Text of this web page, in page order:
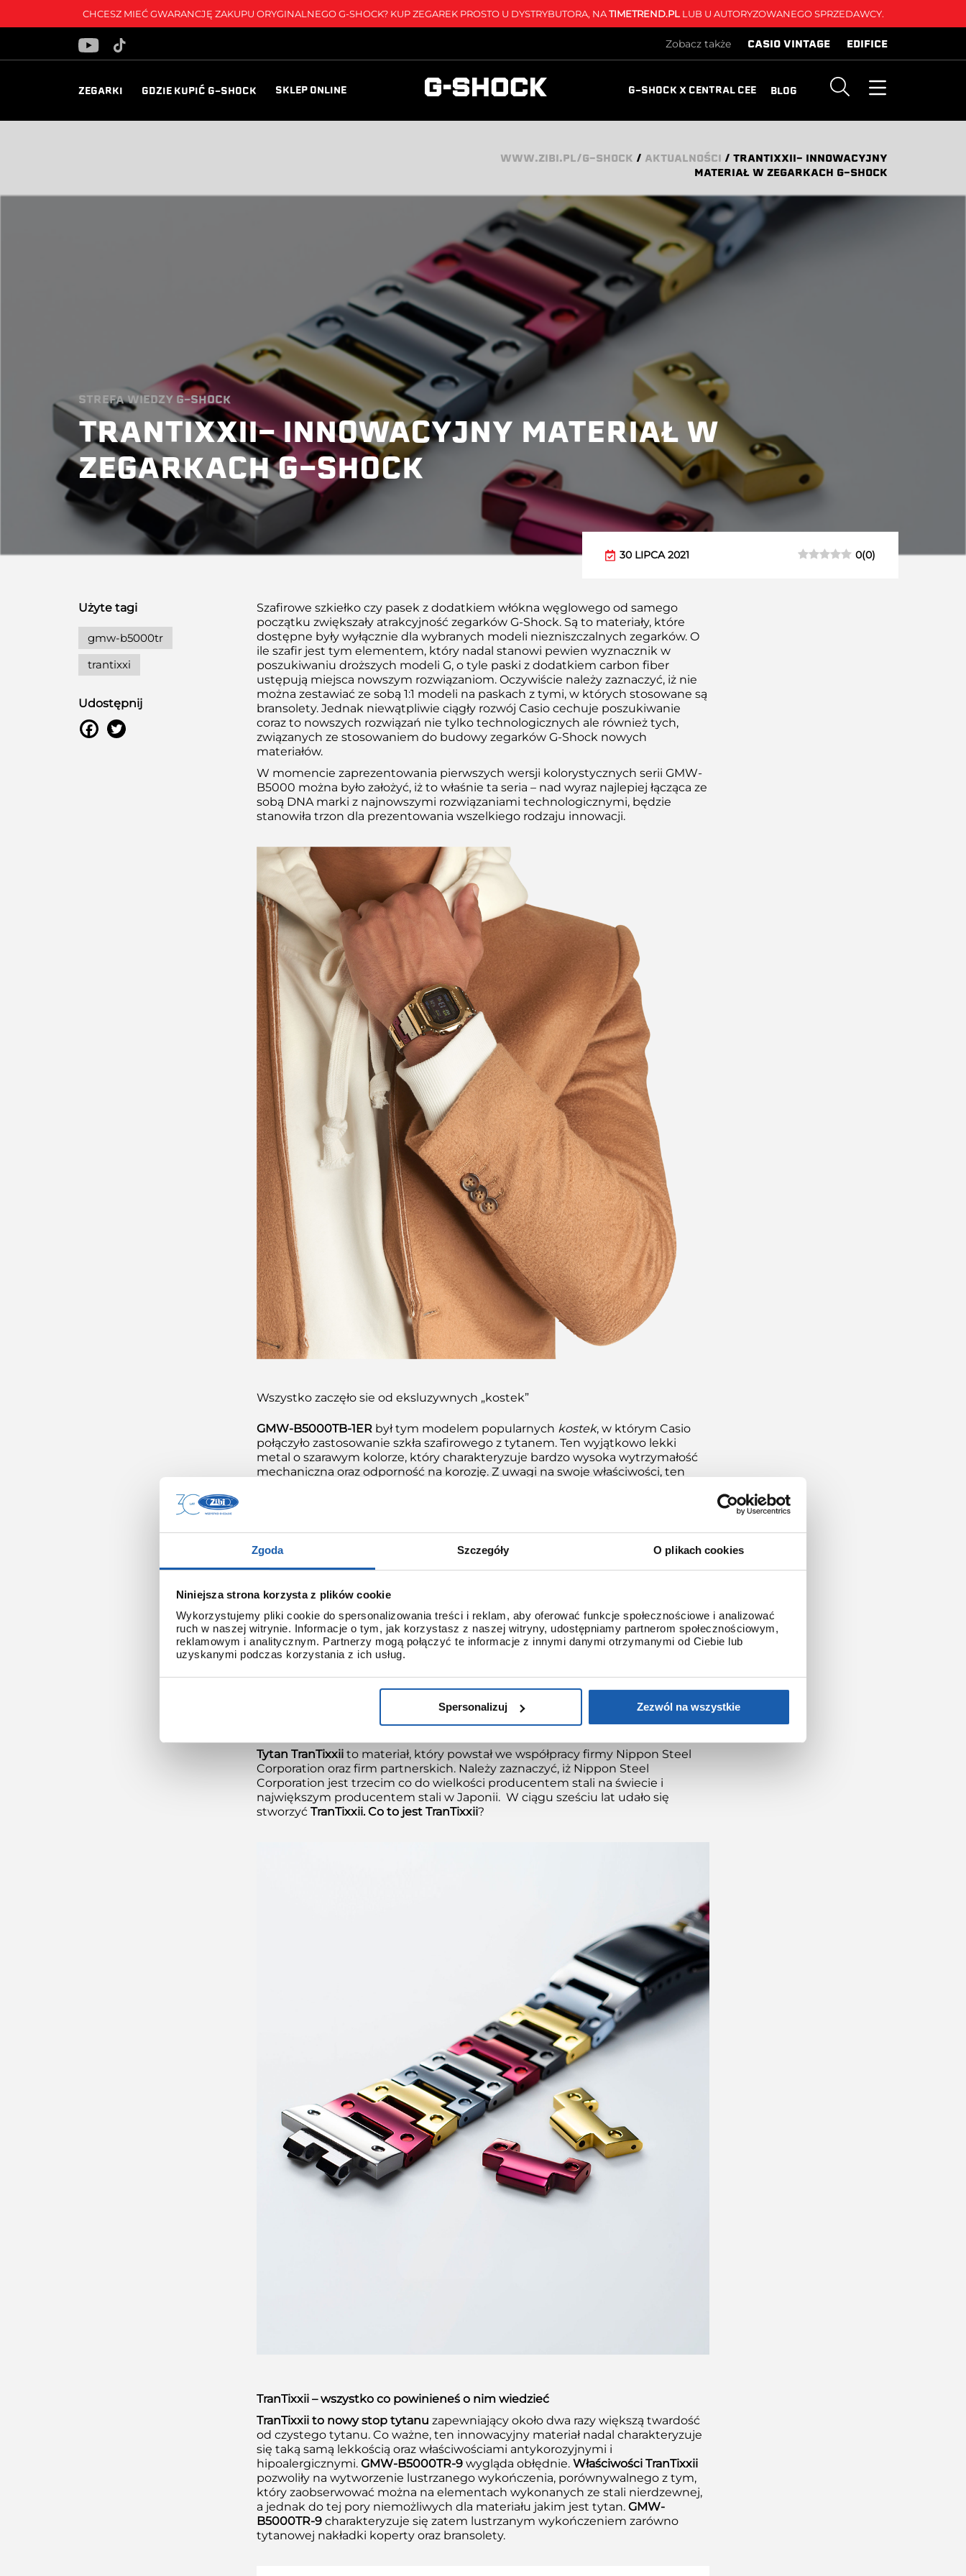
Zgoda Szczegóły O plikach cookies
Niniejsza strona korzysta z plików cookie
Wykorzystujemy pliki cookie do spersonalizowania treści i reklam, aby oferować funkcje społecznościowe i analizować
ruch w naszej witrynie. Informacje o tym, jak korzystasz z naszej witryny, udostępniamy partnerom społecznościowym,
reklamowym i analitycznym. Partnerzy mogą połączyć te informacje z innymi danymi otrzymanymi od Ciebie lub
uzyskanymi podczas korzystania z ich usług.
Spersonalizuj Zezwól na wszystkie
CHCESZ MIEĆ GWARANCJĘ ZAKUPU ORYGINALNEGO G-SHOCK? KUP ZEGAREK PROSTO U DYSTRYBUTORA, NATIMETREND.PLLUB U AUTORYZOWANEGO SPRZEDAWCY.
Zobacz także CASIO VINTAGE EDIFICE
ZEGARKI GDZIE KUPIĆ G-SHOCK SKLEP ONLINE G-SHOCK X CENTRAL CEE BLOG
WWW.ZIBI.PL/G-SHOCK / AKTUALNOŚCI / TRANTIXXII- INNOWACYJNY
MATERIAŁ W ZEGARKACH G-SHOCK
STREFA WIEDZY G-SHOCK
TRANTIXXII- INNOWACYJNY MATERIAŁ W
ZEGARKACH G-SHOCK
30 LIPCA 2021 0(0)
Szafirowe szkiełko czy pasek z dodatkiem włókna węglowego od samego
początku zwiększały atrakcyjność zegarków G-Shock. Są to materiały, które
dostępne były wyłącznie dla wybranych modeli niezniszczalnych zegarków. O
ile szafir jest tym elementem, który nadal stanowi pewien wyznacznik w
poszukiwaniu droższych modeli G, o tyle paski z dodatkiem carbon fiber
ustępują miejsca nowszym rozwiązaniom. Oczywiście należy zaznaczyć, iż nie
można zestawiać ze sobą 1:1 modeli na paskach z tymi, w których stosowane są
bransolety. Jednak niewątpliwie ciągły rozwój Casio cechuje poszukiwanie
coraz to nowszych rozwiązań nie tylko technologicznych ale również tych,
związanych ze stosowaniem do budowy zegarków G-Shock nowych
materiałów.
W momencie zaprezentowania pierwszych wersji kolorystycznych serii GMW-
B5000 można było założyć, iż to właśnie ta seria – nad wyraz najlepiej łącząca ze
sobą DNA marki z najnowszymi rozwiązaniami technologicznymi, będzie
stanowiła trzon dla prezentowania wszelkiego rodzaju innowacji.
Wszystko zaczęło sie od eksluzywnych „kostek”
GMW-B5000TB-1ERbył tym modelem popularnych kostek, w którym Casio
połączyło zastosowanie szkła szafirowego z tytanem. Ten wyjątkowo lekki
metal o szarawym kolorze, który charakteryzuje bardzo wysoka wytrzymałość
mechaniczna oraz odporność na korozję. Z uwagi na swoje właściwości, ten
stawia na innowacje, lecz również dotrzymuje kroku bieżącym trendom. GMW-
B5000TCM-1ER oraz GMW-B5000TCF-2ER prezentują popularny obecnie styl,
w którym elementy kamuflażu przeplatają się z nietuzinkowym designem. W
kopert pokryto kamuflażem. Dla zrealizowania tak niebanalnych projektów
Casio utworzyło osobną linię produkcyjną, wykorzystującą nowoczesną
technologię laserową, za pomocą której powstały ciekawe wzory kamuflaży.
Najnowsza kostka G-SHOCK – ultra lekka, dwa razy twardsza od tytanu
W marcu bieżącego roku G-SHOCK zaprezentował nowy model pięćdziesiątki
. Jest to wyjątkowy model nie tylko pod względem
Tytan TranTixxiito materiał, który powstał we współpracy firmy Nippon Steel
Corporation oraz firm partnerskich. Należy zaznaczyć, iż Nippon Steel
Corporation jest trzecim co do wielkości producentem stali na świecie i
największym producentem stali w Japonii. W ciągu sześciu lat udało się
stworzyć TranTixxii. Co to jest TranTixxii?
TranTixxii – wszystko co powinieneś o nim wiedzieć
TranTixxii to nowy stop tytanu zapewniający około dwa razy większą twardość
od czystego tytanu. Co ważne, ten innowacyjny materiał nadal charakteryzuje
się taką samą lekkością oraz właściwościami antykorozyjnymi i
hipoalergicznymi. GMW-B5000TR-9wygląda obłędnie. Właściwości TranTixxii
pozwoliły na wytworzenie lustrzanego wykończenia, porównywalnego z tym,
który zaobserwować można na elementach wykonanych ze stali nierdzewnej,
a jednak do tej pory niemożliwych dla materiału jakim jest tytan. GMW-
B5000TR-9charakteryzuje się zatem lustrzanym wykończeniem zarówno
tytanowej nakładki koperty oraz bransolety.
Użyte tagi
gmw-b5000tr
trantixxi
Udostępnij